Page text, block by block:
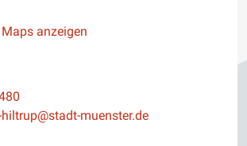
anzeigen
muenster.de